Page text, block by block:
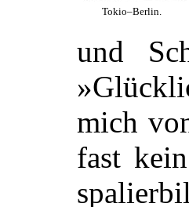
Tokio–Berlin.
und
mich
fast